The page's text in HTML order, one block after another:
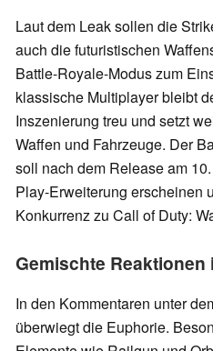
Laut dem Leak sollen die
auch die futuristischen
Battle-Royale-Modus zum
klassische Multiplayer bleibt
Inszenierung treu und setzt
Waffen und Fahrzeuge. Der
soll nach dem Release am
Play-Erweiterung erscheinen
Konkurrenz zu Call of Duty:
Gemischte
In den Kommentaren unter
überwiegt die Euphorie.